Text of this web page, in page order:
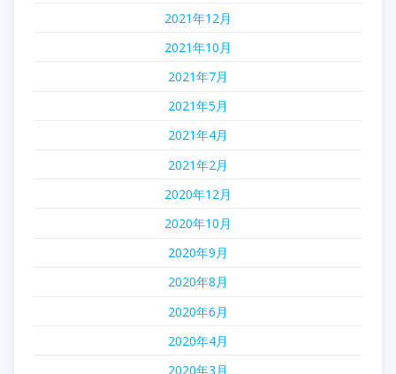
2021年12月
2021年10月
2021年7月
2021年5月
2021年4月
2021年2月
2020年12月
2020年10月
2020年9月
2020年8月
2020年6月
2020年4月
2020年3月